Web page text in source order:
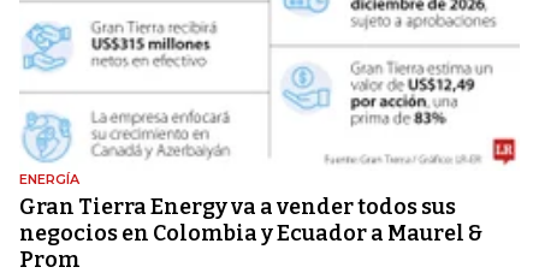
ENERGÍA
Gran Tierra Energy va a vender todos sus
negocios en Colombia y Ecuador a Maurel &
Prom